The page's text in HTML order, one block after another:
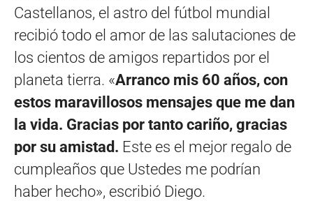
Castellanos, el astro del fútbol mundial
recibió todo el amor de las salutaciones de
los cientos de amigos repartidos por el
planeta tierra. «Arranco mis 60 años, con
estos maravillosos mensajes que me dan
la vida. Gracias por tanto cariño, gracias
por su amistad. Este es el mejor regalo de
cumpleaños que Ustedes me podrían
haber hecho», escribió Diego.